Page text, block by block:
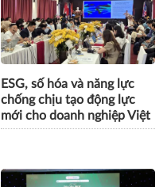
ESG, số hóa và năng lực
chống chịu tạo động lực
mới cho doanh nghiệp Việt